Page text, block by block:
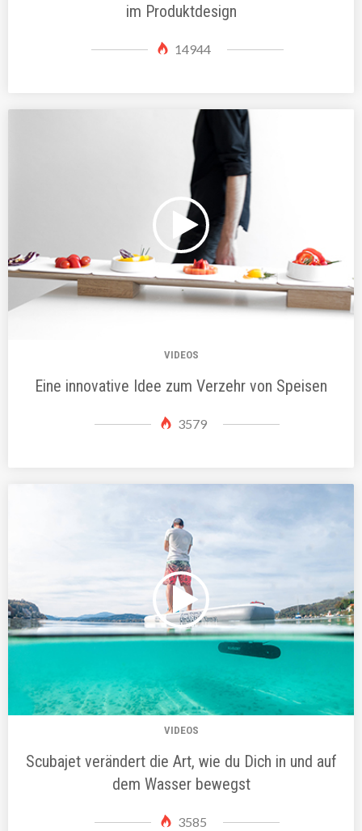
im Produktdesign
14944
VIDEOS
Eine innovative Idee zum Verzehr von Speisen
3579
VIDEOS
Scubajet verändert die Art, wie du Dich in und auf
dem Wasser bewegst
3585